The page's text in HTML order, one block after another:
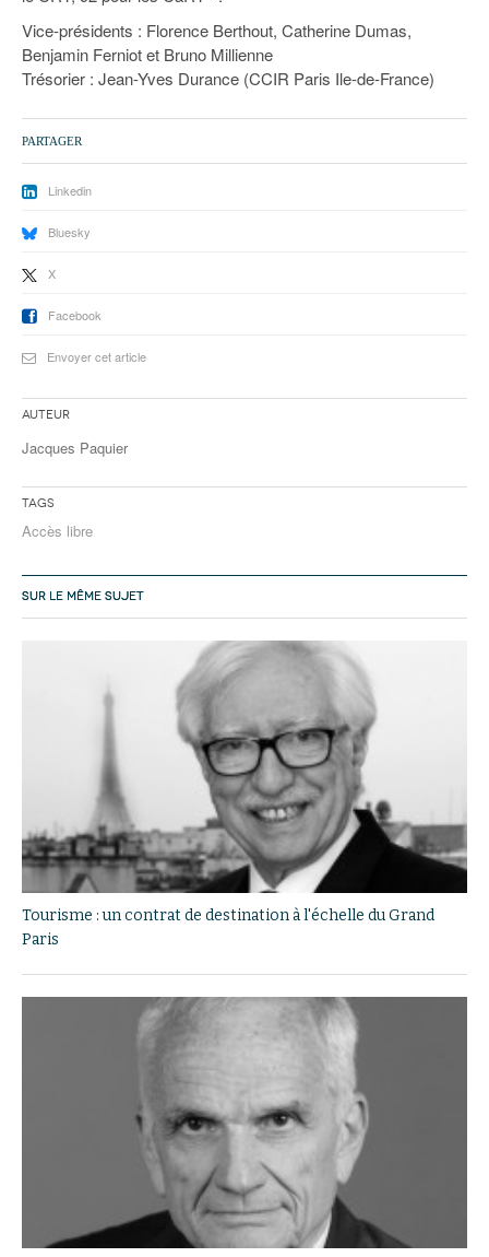
Vice-présidents : Florence Berthout, Catherine Dumas,
Benjamin Ferniot et Bruno Millienne
Trésorier : Jean-Yves Durance (CCIR Paris Ile-de-France)
PARTAGER
Linkedin
Bluesky
X
Facebook
Envoyer cet article
Auteur
Jacques Paquier
Tags
Accès libre
SUR LE MÊME SUJET
Tourisme : un contrat de destination à l'échelle du Grand
Paris